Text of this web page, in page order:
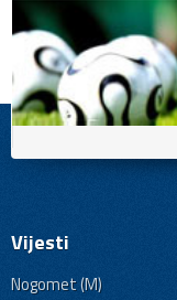
Vijesti
Nogomet (M)